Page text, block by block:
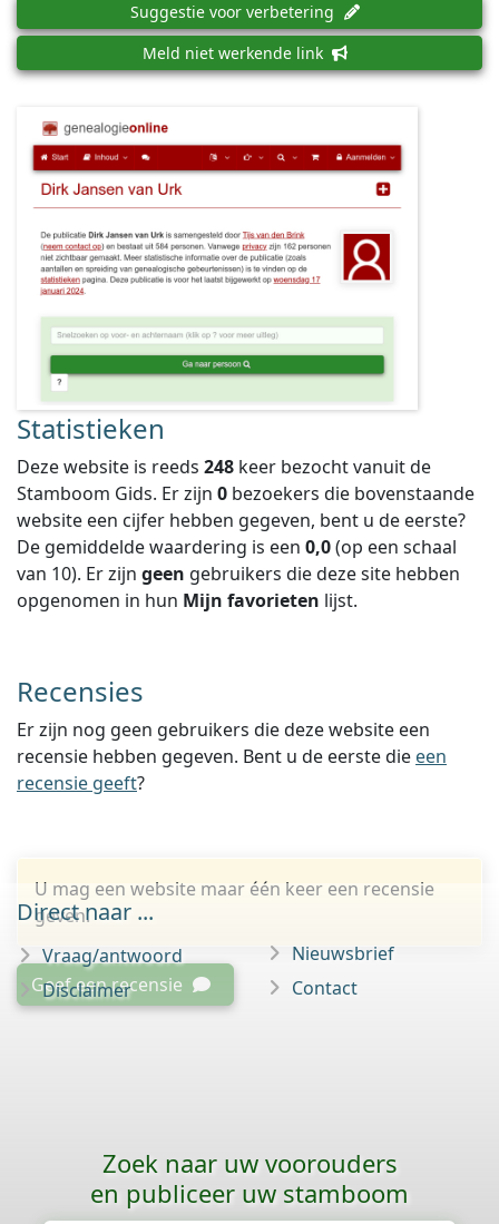
Suggestie voor verbetering
Meld niet werkende link
Statistieken
Deze website is reeds 248 keer bezocht vanuit de
Stamboom Gids. Er zijn 0 bezoekers die bovenstaande
website een cijfer hebben gegeven, bent u de eerste?
De gemiddelde waardering is een 0,0(op een schaal
van 10). Er zijn geen gebruikers die deze site hebben
opgenomen in hun Mijn favorieten lijst.
Recensies
Er zijn nog geen gebruikers die deze website een
recensie hebben gegeven. Bent u de eerste die een
recensie geeft?
U mag een website maar één keer een recensie
geven.
Geef een recensie
Direct naar ...
Vraag/antwoord
Disclaimer
Nieuwsbrief
Contact
Zoek naar uw voorouders
en publiceer uw stamboom